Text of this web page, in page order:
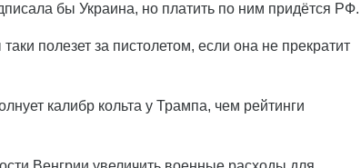
бы Украина, но платить по ним придётся РФ.
полезет за пистолетом, если она не прекратит
калибр кольта у Трампа, чем рейтинги